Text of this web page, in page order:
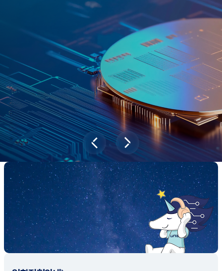
과학기술이 바꿔놓을 2045년 대한민국
당신의 미래는?
대국민 설문조사 바로가기